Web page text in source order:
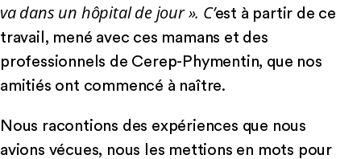
va dans un hôpital de jour ». C’est à partir de ce
travail, mené avec ces mamans et des
professionnels de Cerep-Phymentin, que nos
amitiés ont commencé à naître.
Nous racontions des expériences que nous
avions vécues, nous les mettions en mots pour